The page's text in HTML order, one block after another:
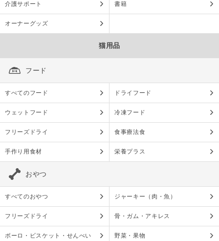
介護サポート 書籍
オーナーグッズ
猫用品
フード
すべてのフード ドライフード
ウェットフード 冷凍フード
フリーズドライ 食事療法食
手作り用食材 栄養プラス
おやつ
すべてのおやつ ジャーキー（肉・魚）
フリーズドライ 骨・ガム・アキレス
ボーロ・ビスケット・せんべい 野菜・果物